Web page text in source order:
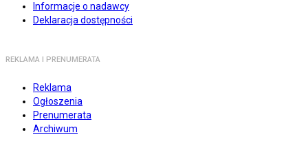
Informacje o nadawcy
Deklaracja dostępności
REKLAMA I PRENUMERATA
Reklama
Ogłoszenia
Prenumerata
Archiwum